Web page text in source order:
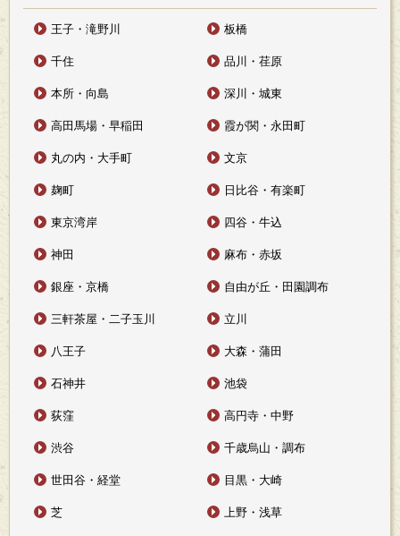
王子・滝野川 板橋
千住 品川・荏原
本所・向島 深川・城東
高田馬場・早稲田 霞が関・永田町
丸の内・大手町 文京
麹町 日比谷・有楽町
東京湾岸 四谷・牛込
神田 麻布・赤坂
銀座・京橋 自由が丘・田園調布
三軒茶屋・二子玉川 立川
八王子 大森・蒲田
石神井 池袋
荻窪 高円寺・中野
渋谷 千歳烏山・調布
世田谷・経堂 目黒・大崎
芝 上野・浅草